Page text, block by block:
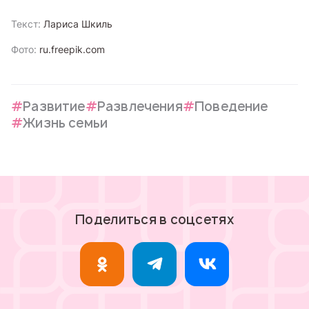
Текст: Лариса Шкиль
Фото: ru.freepik.com
Развитие Развлечения
Поведение
Жизнь семьи
Поделиться в соцсетях